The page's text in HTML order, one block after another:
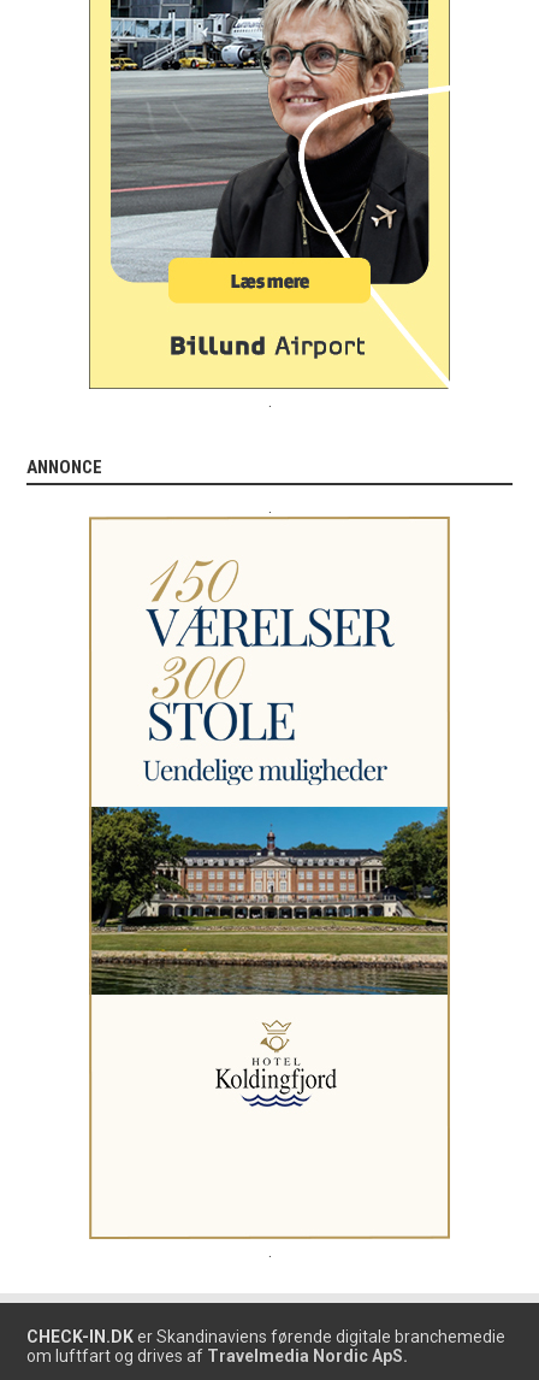
ANNONCE
CHECK-IN.DK er Skandinaviens førende digitale branchemedie
om luftfart og drives af Travelmedia Nordic ApS.